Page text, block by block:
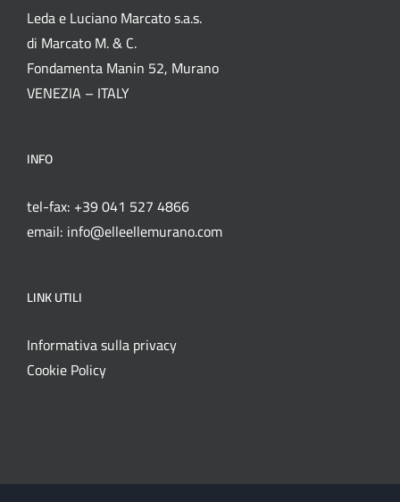
Leda e Luciano Marcato s.a.s.
di Marcato M. & C.
Fondamenta Manin 52, Murano
VENEZIA – ITALY
INFO
tel-fax: +39 041 527 4866
email: info@elleellemurano.com
LINK UTILI
Informativa sulla privacy
Cookie Policy